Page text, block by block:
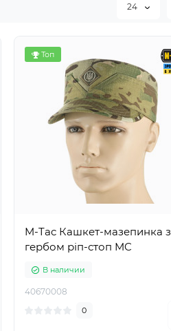
24
Топ
M-Tac Кашкет-мазепинка з
гербом ріп-стоп MC
В наличии
40670008
0